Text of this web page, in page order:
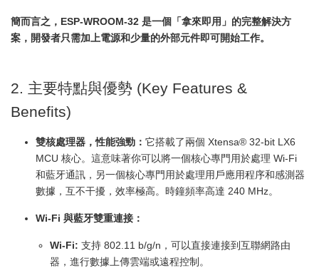
簡而言之，ESP-WROOM-32 是一個「拿來即用」的完整解決方
案，開發者只需加上電源和少量的外部元件即可開始工作。
2. 主要特點與優勢 (Key Features &
Benefits)
雙核處理器，性能強勁： 它搭載了兩個 Xtensa® 32-bit LX6
MCU 核心。這意味著你可以將一個核心專門用於處理 Wi-Fi
和藍牙通訊，另一個核心專門用於處理用戶應用程序和感測器
數據，互不干擾，效率極高。時鐘頻率高達 240 MHz。
Wi-Fi 與藍牙雙重連接：
Wi-Fi: 支持 802.11 b/g/n，可以直接連接到互聯網路由
器，進行數據上傳雲端或遠程控制。